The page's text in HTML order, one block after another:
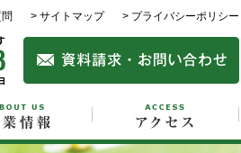
> プライバシーポリシー
> サイトマップ